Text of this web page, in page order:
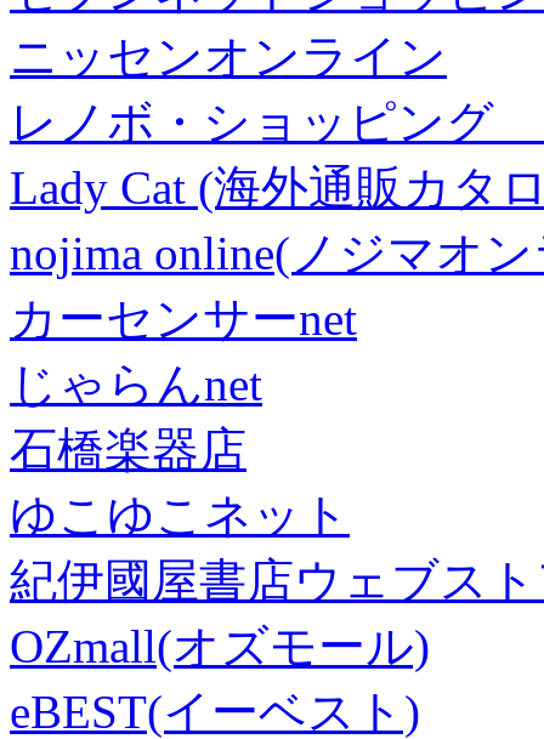
ニッセンオンライン
レノボ・ショッピング
Lady Cat (海外通販カタ
nojima online(ノジマオ
カーセンサーnet
じゃらんnet
石橋楽器店
ゆこゆこネット
紀伊國屋書店ウェブス
OZmall(オズモール)
eBEST(イーベスト)